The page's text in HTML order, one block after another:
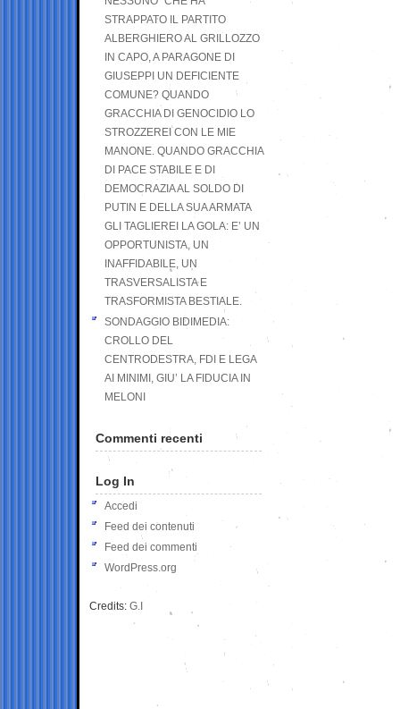
STRAPPATO IL PARTITO
ALBERGHIERO AL GRILLOZZO
IN CAPO, A PARAGONE DI
GIUSEPPI UN DEFICIENTE
COMUNE? QUANDO
GRACCHIA DI GENOCIDIO LO
STROZZEREI CON LE MIE
MANONE. QUANDO GRACCHIA
DI PACE STABILE E DI
DEMOCRAZIA AL SOLDO DI
PUTIN E DELLA SUA ARMATA
GLI TAGLIEREI LA GOLA: E’ UN
OPPORTUNISTA, UN
INAFFIDABILE, UN
TRASVERSALISTA E
TRASFORMISTA BESTIALE.
SONDAGGIO BIDIMEDIA:
CROLLO DEL
CENTRODESTRA, FDI E LEGA
AI MINIMI, GIU’ LA FIDUCIA IN
MELONI
Commenti recenti
Log In
Accedi
Feed dei contenuti
Feed dei commenti
WordPress.org
Credits: G.I